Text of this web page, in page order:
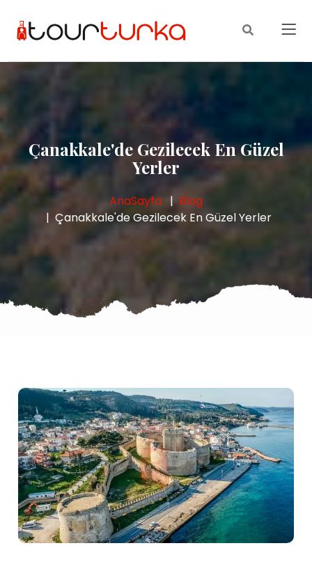
Çanakkale'de Gezilecek En Güzel
Yerler
AnaSayfa
Blog
Çanakkale'de Gezilecek En Güzel Yerler